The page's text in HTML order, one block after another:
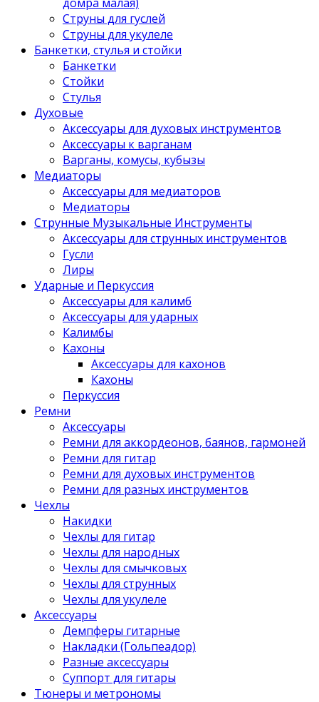
Струны для гуслей
Струны для укулеле
Банкетки, стулья и стойки
Банкетки
Стойки
Стулья
Духовые
Аксессуары для духовых инструментов
Аксессуары к варганам
Варганы, комусы, кубызы
Медиаторы
Аксессуары для медиаторов
Медиаторы
Струнные Музыкальные Инструменты
Аксессуары для струнных инструментов
Гусли
Лиры
Ударные и Перкуссия
Аксессуары для калимб
Аксессуары для ударных
Калимбы
Кахоны
Аксессуары для кахонов
Кахоны
Перкуссия
Ремни
Аксессуары
Ремни для аккордеонов, баянов, гармоней
Ремни для гитар
Ремни для духовых инструментов
Ремни для разных инструментов
Чехлы
Накидки
Чехлы для гитар
Чехлы для народных
Чехлы для смычковых
Чехлы для струнных
Чехлы для укулеле
Аксессуары
Демпферы гитарные
Накладки (Гольпеадор)
Разные аксессуары
Суппорт для гитары
Тюнеры и метрономы